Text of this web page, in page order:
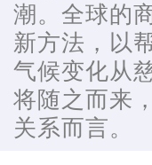
潮。全球的
新方法，以
气候变化从
将随之而来
关系而言。